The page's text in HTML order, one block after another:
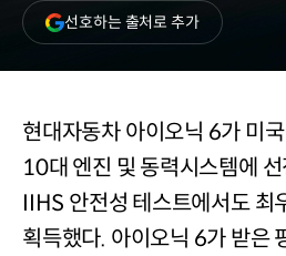
선호하는 출처로 추가(새
창
열림)
현대자동차 아이오닉 6가 미
10대 엔진 및 동력시스템에
IIHS 안전성 테스트에서도 최
획득했다. 아이오닉 6가 받은